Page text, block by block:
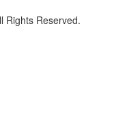
Rights Reserved.